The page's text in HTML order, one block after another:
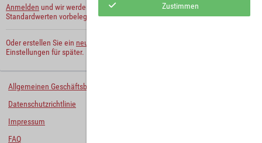
Anmelden und wir werden die notwendigen Informationen mit Ihren
Standardwerten vorbelegen.
Oder erstellen Sie ein neues Benutzerkonto
Einstellungen für später.
Allgemeinen Geschäftsbedingungen
Datenschutzrichtlinie
Impressum
FAQ
Zustimmen